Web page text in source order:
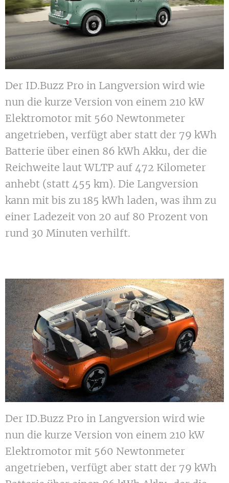
Der ID.Buzz Pro in Langversion wird wie
nun die kurze Version von einem 210 kW
Elektromotor mit 560 Newtonmeter
angetrieben, verfügt aber statt der 79 kWh
Batterie über einen 86 kWh Akku, der die
Reichweite laut WLTP auf 472 Kilometer
anhebt (statt 455 km). Die Langversion
kann mit bis zu 185 kWh laden, was ihm zu
einer Ladezeit von 20 auf 80 Prozent von
rund 30 Minuten verhilft.
Der ID.Buzz Pro in Langversion wird wie
nun die kurze Version von einem 210 kW
Elektromotor mit 560 Newtonmeter
angetrieben, verfügt aber statt der 79 kWh